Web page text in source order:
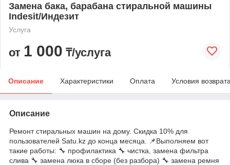
Замена бака, барабана стиральной машины
Indesit/Индезит
Услуга
от 1 000 ₸/услуга
Описание Характеристики Оплата Условия
Описание
Ремонт стиральных машин на дому. Скидка 10% для
пользователей Satu.kz до конца месяца. 📌Выполняем вот
такие работы: 🔧 профилактика 🔧 чистка, замена фильтра
слива 🔧 замена люка в сборе (без разбора) 🔧 замена ремня